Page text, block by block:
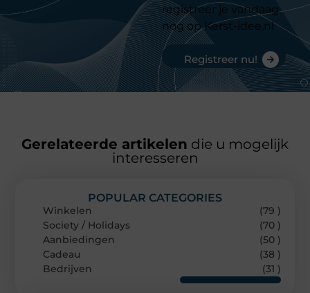
registreer je vandaag
nog op Kerst-idee.nl
Registreer nu!
Gerelateerde artikelen die u mogelijk
interesseren
POPULAR CATEGORIES
Winkelen
(79 )
Society / Holidays
(70 )
Aanbiedingen
(50 )
Cadeau
(38 )
Bedrijven
(31 )